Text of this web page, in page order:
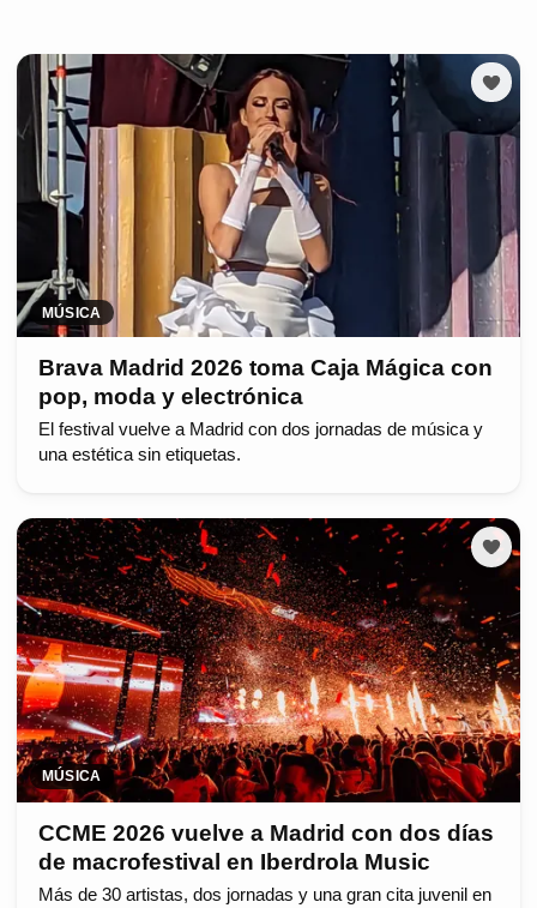
MÚSICA
Brava Madrid 2026 toma Caja Mágica con
pop, moda y electrónica
El festival vuelve a Madrid con dos jornadas de música y
una estética sin etiquetas.
MÚSICA
CCME 2026 vuelve a Madrid con dos días
de macrofestival en Iberdrola Music
Más de 30 artistas, dos jornadas y una gran cita juvenil en